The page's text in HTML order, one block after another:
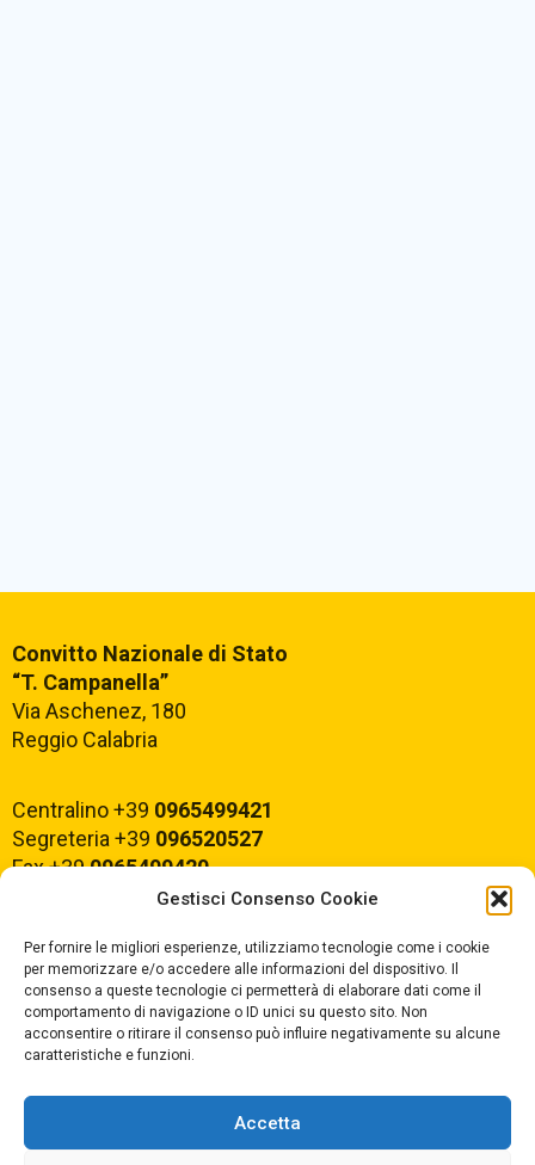
Gestisci Consenso Cookie
Per fornire le migliori esperienze, utilizziamo tecnologie come i cookie
per memorizzare e/o accedere alle informazioni del dispositivo. Il
consenso a queste tecnologie ci permetterà di elaborare dati come il
comportamento di navigazione o ID unici su questo sito. Non
acconsentire o ritirare il consenso può influire negativamente su alcune
caratteristiche e funzioni.
Accetta
Convitto Nazionale di Stato
“T. Campanella”
Via Aschenez, 180
Reggio Calabria
Centralino +39 0965499421
Segreteria +39 096520527
Fax +390965499420
E-mail:rcvc010005@istruzione.it
PEC:rcvc010005@pec.istruzione.it
ORARIO DI APERTURA
Dal lunedì al Venerdì
dalle ore 07,00 alle ore 18,30